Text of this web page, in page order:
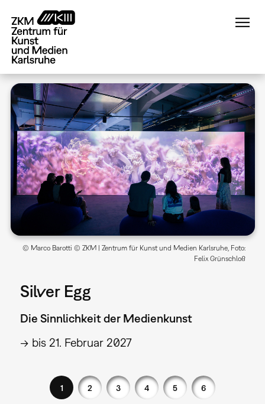
zum
Inhalt
© Marco Barotti © ZKM | Zentrum für Kunst und Medien Karlsruhe, Foto:
Felix Grünschloß
Silver Egg
Die Sinnlichkeit der Medienkunst
→ bis 21. Februar 2027
1 2 3 4 5 6